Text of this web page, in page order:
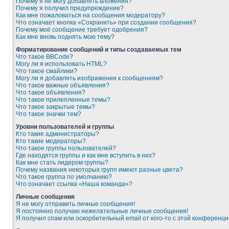
Почему я получил предупреждение?
Как мне пожаловаться на сообщения модератору?
Что означает кнопка «Сохранить» при создании сообщения?
Почему моё сообщение требует одобрения?
Как мне вновь поднять мою тему?
Форматирование сообщений и типы создаваемых тем
Что такое BBCode?
Могу ли я использовать HTML?
Что такое смайлики?
Могу ли я добавлять изображения к сообщениям?
Что такое важные объявления?
Что такое объявления?
Что такое прилепленные темы?
Что такое закрытые темы?
Что такое значки тем?
Уровни пользователей и группы
Кто такие администраторы?
Кто такие модераторы?
Что такое группы пользователей?
Где находятся группы и как мне вступить в них?
Как мне стать лидером группы?
Почему названия некоторых групп имеют разные цвета?
Что такое группа по умолчанию?
Что означает ссылка «Наша команда»?
Личные сообщения
Я не могу отправить личные сообщения!
Я постоянно получаю нежелательные личные сообщения!
Я получил спам или оскорбительный email от кого-то с этой